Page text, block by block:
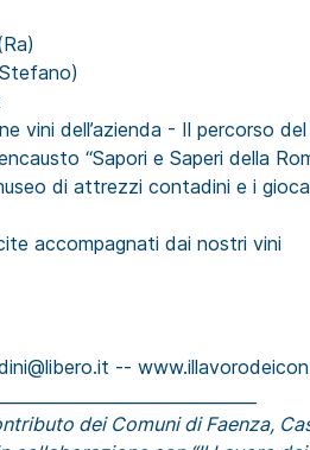
vini dell’azienda - Il percorso
“Sapori e Saperi della
di attrezzi contadini e i
accompagnati dai nostri vini
--
dei Comuni di Faenza,